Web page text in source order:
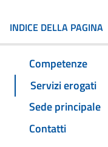
INDICE DELLA PAGINA
Competenze
Servizi erogati
Sede principale
Contatti